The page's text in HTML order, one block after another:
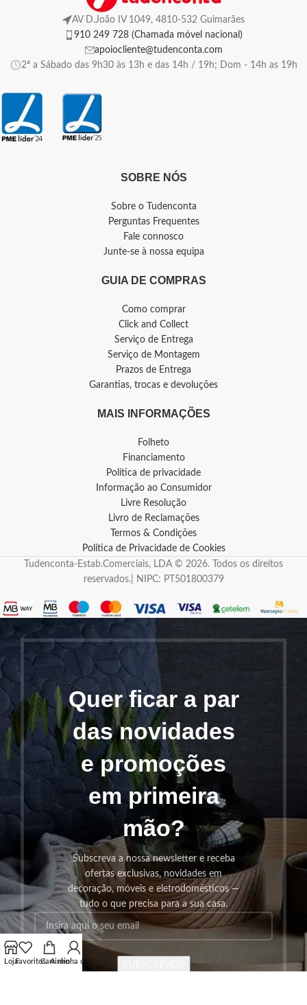
AV D.João IV 1049, 4810-532 Guimarães
910 249 728 (Chamada móvel nacional)
apoiocliente@tudenconta.com
2ª a Sábado das 9h30 às 13h e das 14h / 19h; Dom - 14h as 19h
SOBRE NÓS
Sobre o Tudenconta
Perguntas Frequentes
Fale connosco
Junte-se à nossa equipa
GUIA DE COMPRAS
Como comprar
Click and Collect
Serviço de Entrega
Serviço de Montagem
Prazos de Entrega
Garantias, trocas e devoluções
MAIS INFORMAÇÕES
Folheto
Financiamento
Política de privacidade
Informação ao Consumidor
Livre Resolução
Livro de Reclamações
Termos & Condições
Política de Privacidade de Cookies
Tudenconta-Estab.Comerciais, LDA © 2026. Todos os direitos
reservados.| NIPC: PT501800379
Quer ficar a par
das novidades
e promoções
em primeira
mão?
Subscreva a nossa newsletter e receba
ofertas exclusivas, novidades em
decoração, móveis e eletrodomésticos —
tudo o que precisa para a sua casa.
LojaFavoritosCarrinho
A minha conta